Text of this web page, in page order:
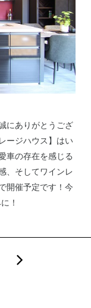
にありがとうござ
ージハウス】はい
車の存在を感じる
、そしてワインレ
開催予定です！今
！